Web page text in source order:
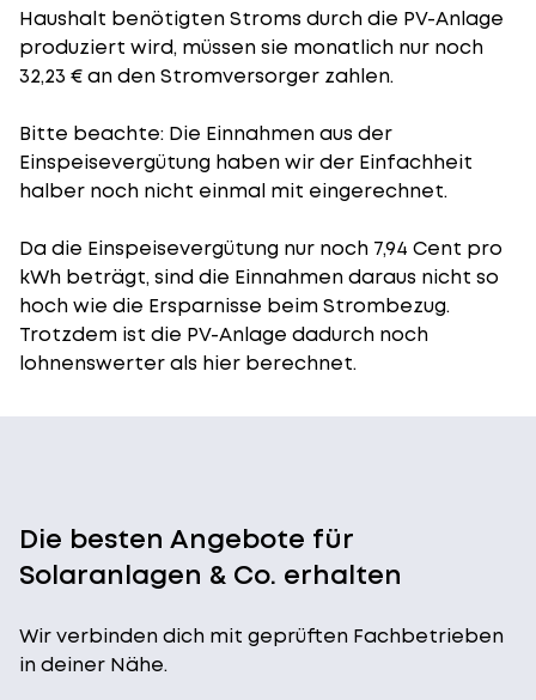
Haushalt benötigten Stroms durch die PV-Anlage
produziert wird, müssen sie monatlich nur noch
32,23 € an den Stromversorger zahlen.
Bitte beachte: Die Einnahmen aus der
Einspeisevergütung haben wir der Einfachheit
halber noch nicht einmal mit eingerechnet.
Da die Einspeisevergütung nur noch 7,94 Cent pro
kWh beträgt, sind die Einnahmen daraus nicht so
hoch wie die Ersparnisse beim Strombezug.
Trotzdem ist die PV-Anlage dadurch noch
lohnenswerter als hier berechnet.
Die besten Angebote für
Solaranlagen & Co. erhalten
Wir verbinden dich mit geprüften Fachbetrieben
in deiner Nähe.